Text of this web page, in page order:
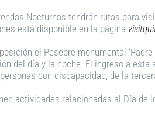
Nocturnas tendrán rutas para
está disponible en la página
el Pesebre monumental
del día y la noche. El ingreso a
con discapacidad, de la
actividades relacionadas al Día